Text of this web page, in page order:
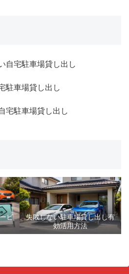
自宅駐車場貸し出し
駐車場貸し出し
宅駐車場貸し出し
ビ
失敗しない駐車場貸し出し有
効活用方法